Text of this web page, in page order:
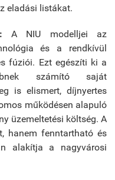
eladási listákat.
A NIU modelljei az
és a rendkívül
fúziói. Ezt egészíti ki a
számító saját
is elismert, díjnyertes
működésen alapuló
üzemeltetési költség. A
hanem fenntartható és
alakítja a nagyvárosi